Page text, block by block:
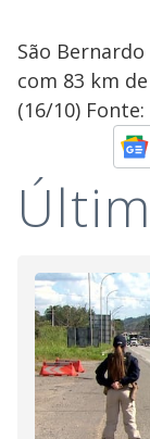
São
com 83 km
(16/10)